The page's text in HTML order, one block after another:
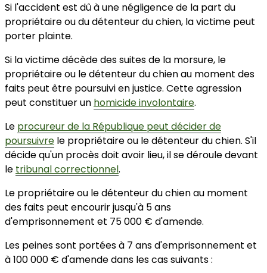
Si l'accident est dû à une négligence de la part du
propriétaire ou du détenteur du chien, la victime peut
porter plainte.
Si la victime décède des suites de la morsure, le
propriétaire ou le détenteur du chien au moment des
faits peut être poursuivi en justice. Cette agression
peut constituer un homicide involontaire.
Le procureur de la République peut décider de
poursuivre le propriétaire ou le détenteur du chien. S'il
décide qu'un procès doit avoir lieu, il se déroule devant
le tribunal correctionnel.
Le propriétaire ou le détenteur du chien au moment
des faits peut encourir jusqu'à 5 ans
d'emprisonnement et 75 000 € d'amende.
Les peines sont portées à 7 ans d'emprisonnement et
à100 000 € d'amende dans les cas suivants :